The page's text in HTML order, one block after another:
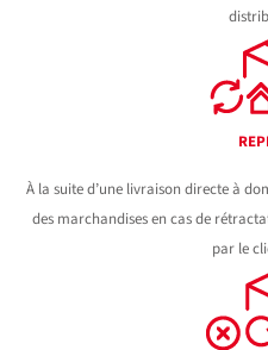
À la suite d’une livraison directe à
des marchandises en cas de
par le